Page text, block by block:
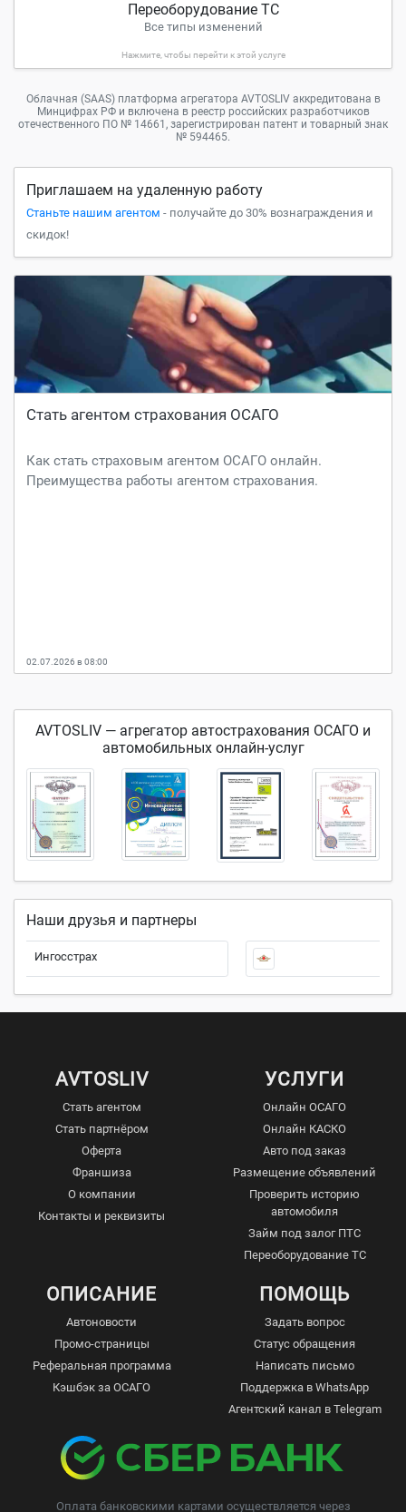
Переоборудование ТС
Все типы изменений
Нажмите, чтобы перейти к этой услуге
Облачная (SAAS) платформа агрегатора AVTOSLIV аккредитована в
Минцифрах РФ и включена в реестр российских разработчиков
отечественного ПО № 14661, зарегистрирован патент и товарный знак
№ 594465.
Приглашаем на удаленную работу
Станьте нашим агентом - получайте до 30% вознаграждения и
скидок!
Стать агентом страхования ОСАГО
Как стать страховым агентом ОСАГО онлайн.
Преимущества работы агентом страхования.
02.07.2026 в 08:00
AVTOSLIV — агрегатор автострахования ОСАГО и
автомобильных онлайн-услуг
Наши друзья и партнеры
AVTOSLIV
Стать агентом
Стать партнёром
Оферта
Франшиза
О компании
Контакты и реквизиты
УСЛУГИ
Онлайн ОСАГО
Онлайн КАСКО
Авто под заказ
Размещение объявлений
Проверить историю
автомобиля
Займ под залог ПТС
Переоборудование ТС
ОПИСАНИЕ
Автоновости
Промо-страницы
Реферальная программа
Кэшбэк за ОСАГО
ПОМОЩЬ
Задать вопрос
Статус обращения
Написать письмо
Поддержка в WhatsApp
Агентский канал в Telegram
Оплата банковскими картами осуществляется через